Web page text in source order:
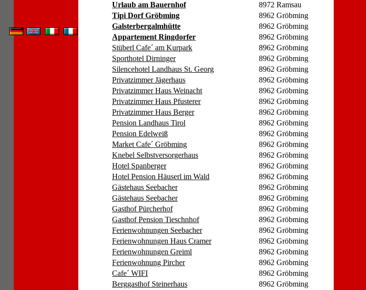
Urlaub am Bauernhof
8972 Ramsau
Tipi Dorf Gröbming
8962 Gröbming
Galsterbergalmhütte
8962 Gröbming
Appartement Ringdorfer
8962 Gröbming
Stüberl Cafe´ am Kurpark
8962 Gröbming
Sporthotel Dirninger
8962 Gröbming
Silencehotel Landhaus St. Georg
8962 Gröbming
Privatzimmer Jägerhaus
8962 Gröbming
Privatzimmer Haus Weinacht
8962 Gröbming
Privatzimmer Haus Pfusterer
8962 Gröbming
Privatzimmer Haus Berger
8962 Gröbming
Pension Landhaus Tirol
8962 Gröbming
Pension Edelweiß
8962 Gröbming
Market Cafe´ Gröbming
8962 Gröbming
Knebel Selbstversorgerhaus
8962 Gröbming
Hotel Spanberger
8962 Gröbming
Hotel Pension Häuserl im Wald
8962 Gröbming
Gästehaus Seebacher
8962 Gröbming
Gästehaus Seebacher
8962 Gröbming
Gasthof Pürcherhof
8962 Gröbming
Gasthof Pension Tieschnhof
8962 Gröbming
Ferienwohnungen Seebacher
8962 Gröbming
Ferienwohnungen Haus Cramer
8962 Gröbming
Ferienwohnungen Greiml
8962 Gröbming
Ferienwohnung Pircher
8962 Gröbming
Cafe´ WIFI
8962 Gröbming
Berggasthof Steinerhaus
8962 Gröbming